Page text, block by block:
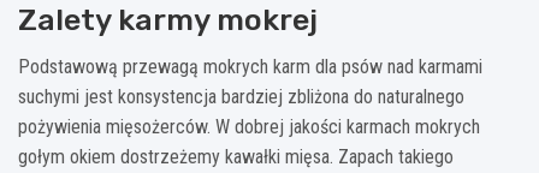
Zalety karmy mokrej
Podstawową przewagą mokrych karm dla psów nad karmami
suchymi jest konsystencja bardziej zbliżona do naturalnego
pożywienia mięsożerców. W dobrej jakości karmach mokrych
gołym okiem dostrzeżemy kawałki mięsa. Zapach takiego